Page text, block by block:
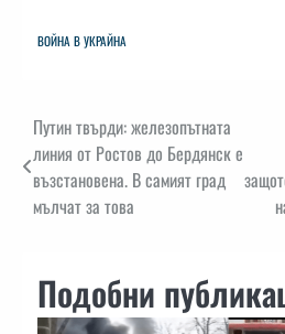
ВОЙНА В УКРАЙНА
Навигация
Путин твърди: железопътната
линия от Ростов до Бердянск е
възстановена. В самият град
мълчат за това
Подобни